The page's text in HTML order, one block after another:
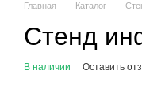
Главная Каталог
Стенд
В наличии Оставить